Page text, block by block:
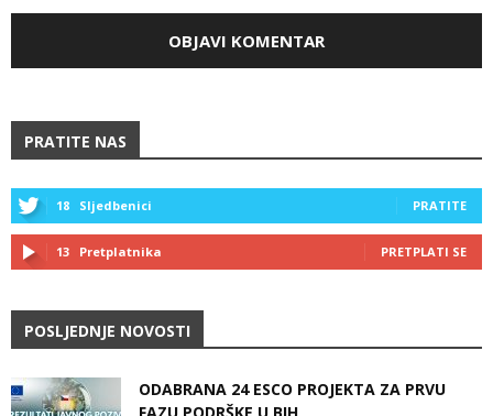
PRATITE NAS
18 Sljedbenici PRATITE
13 Pretplatnika PRETPLATI SE
POSLJEDNJE NOVOSTI
ODABRANA 24 ESCO PROJEKTA ZA PRVU